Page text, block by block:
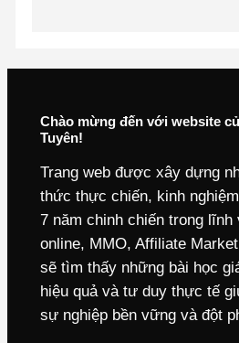
Chào mừng đến với website
Tuyên!
Trang web được xây dựng
thức thực chiến, kinh
7 năm chinh chiến trong lĩnh
online, MMO, Affiliate
sẽ tìm thấy những bài học
hiệu quả và tư duy thực tế
sự nghiệp bền vững và đột